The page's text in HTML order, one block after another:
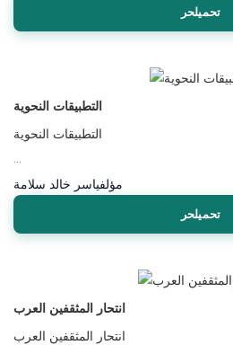
تحميلحر
التطبيقات النحوية
التطبيقات النحوية
مؤلفياسر خالد سلامة
تحميلحر
انتحار المثقفين العرب
انتحار المثقفين العرب